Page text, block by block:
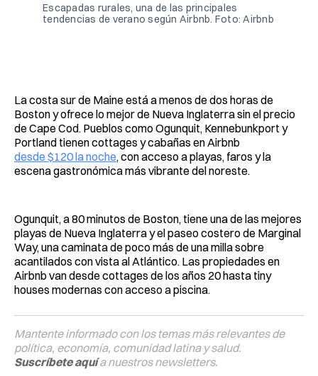
Escapadas rurales, una de las principales
tendencias de verano según Airbnb. Foto: Airbnb
La costa sur de Maine está a menos de dos horas de
Boston y ofrece lo mejor de Nueva Inglaterra sin el precio
de Cape Cod. Pueblos como Ogunquit, Kennebunkport y
Portland tienen cottages y cabañas en Airbnb
desde $120 la noche, con acceso a playas, faros y la
escena gastronómica más vibrante del noreste.
Ogunquit, a 80 minutos de Boston, tiene una de las mejores
playas de Nueva Inglaterra y el paseo costero de Marginal
Way, una caminata de poco más de una milla sobre
acantilados con vista al Atlántico. Las propiedades en
Airbnb van desde cottages de los años 20 hasta tiny
houses modernas con acceso a piscina.
Mantente informado con los temas más relevantes de
política, economía, comunidad latina y salud.
Suscríbete aquía nuestros newsletters.